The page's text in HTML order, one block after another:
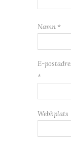
Namn *
E-
*
Webbplats